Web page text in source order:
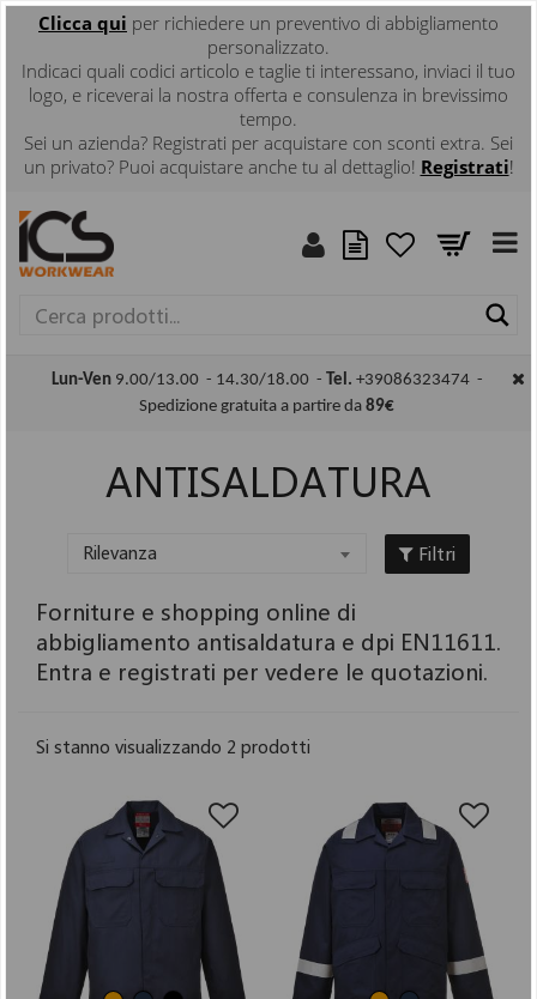
Clicca qui per richiedere un preventivo di abbigliamento
personalizzato.
Indicaci quali codici articolo e taglie ti interessano, inviaci il tuo
logo, e riceverai la nostra offerta e consulenza in brevissimo
tempo.
Sei un azienda? Registrati per acquistare con sconti extra. Sei
un privato? Puoi acquistare anche tu al dettaglio! Registrati!
Lun-Ven 9.00/13.00 - 14.30/18.00 - Tel. +39086323474 -
Spedizione gratuita a partire da 89€
ANTISALDATURA
Rilevanza Filtri
Forniture e shopping online di
abbigliamento antisaldatura e dpi EN11611.
Entra e registrati per vedere le quotazioni.
Si stanno visualizzando 2 prodotti